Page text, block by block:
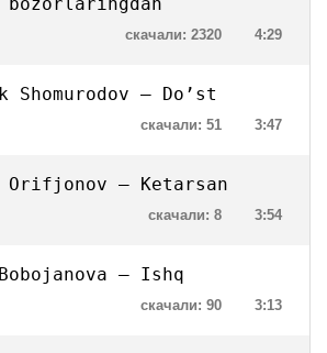
4:29
скачали: 2320
Shomurodov — Do’st
3:47
скачали: 51
Orifjonov — Ketarsan
3:54
скачали: 8
— Ishq
3:13
скачали: 90